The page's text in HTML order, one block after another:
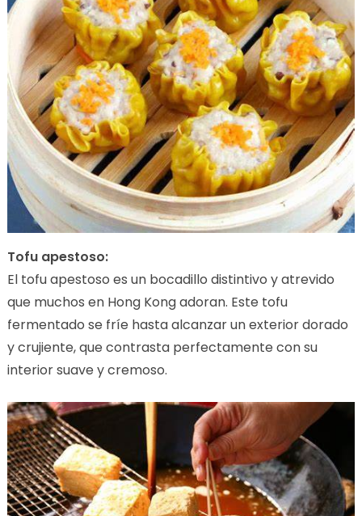
Tofu apestoso:
El tofu apestoso es un bocadillo distintivo y atrevido
que muchos en Hong Kong adoran. Este tofu
fermentado se fríe hasta alcanzar un exterior dorado
y crujiente, que contrasta perfectamente con su
interior suave y cremoso.